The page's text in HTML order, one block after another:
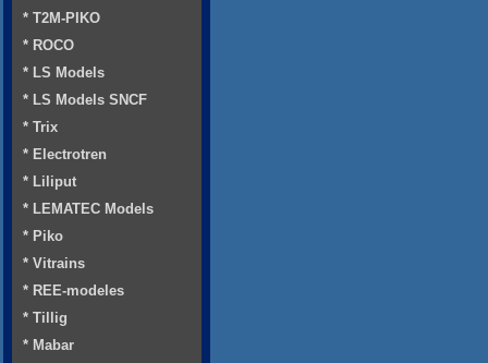
* T2M-PIKO
* ROCO
* LS Models
* LS Models SNCF
* Trix
* Electrotren
* Liliput
* LEMATEC Models
* Piko
* Vitrains
* REE-modeles
* Tillig
* Mabar